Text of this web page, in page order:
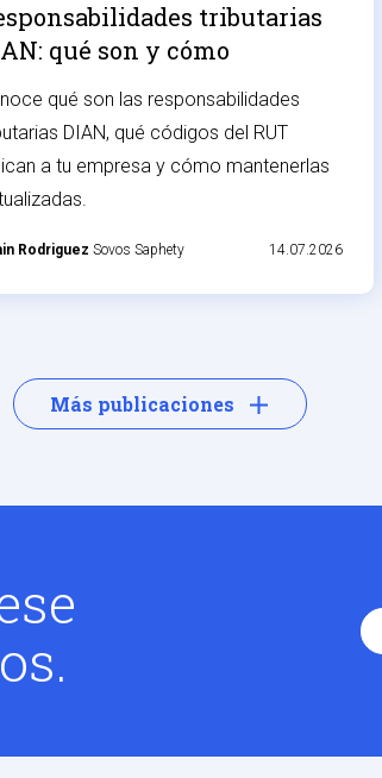
tributarias
qué son y cómo
en el RUT
qué son las responsabilidades
DIAN, qué códigos del RUT
a tu empresa y cómo mantenerlas
Rodriguez Sovos Saphety 14.07.2026
Más publicaciones